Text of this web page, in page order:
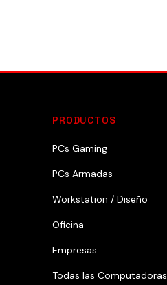
PRODUCTOS
PCs Gaming
PCs Armadas
Workstation / Diseño
Oficina
Empresas
Todas las Computadoras